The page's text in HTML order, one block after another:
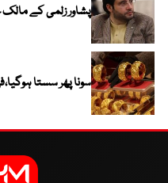
پشاور زلمی کے مالک
سونا پھر سستا